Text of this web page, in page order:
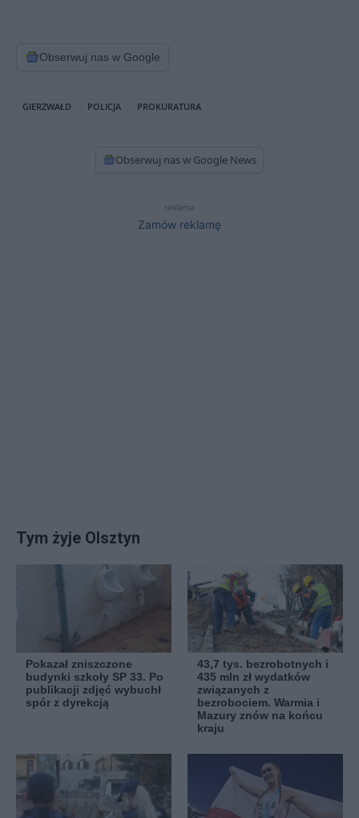
Obserwuj nas w Google
GIERZWAŁD POLICJA PROKURATURA
Obserwuj nas w Google News
reklama
Zamów reklamę
Tym żyje Olsztyn
Pokazał zniszczone
budynki szkoły SP 33. Po
publikacji zdjęć wybuchł
spór z dyrekcją
43,7 tys. bezrobotnych i
435 mln zł wydatków
związanych z
bezrobociem. Warmia i
Mazury znów na końcu
kraju